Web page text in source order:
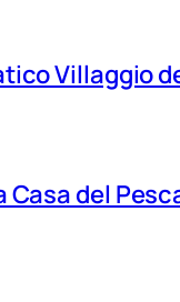
Villaggio
Casa del